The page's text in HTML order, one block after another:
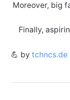
Moreover, big
Finally,
💪 by tchncs.de